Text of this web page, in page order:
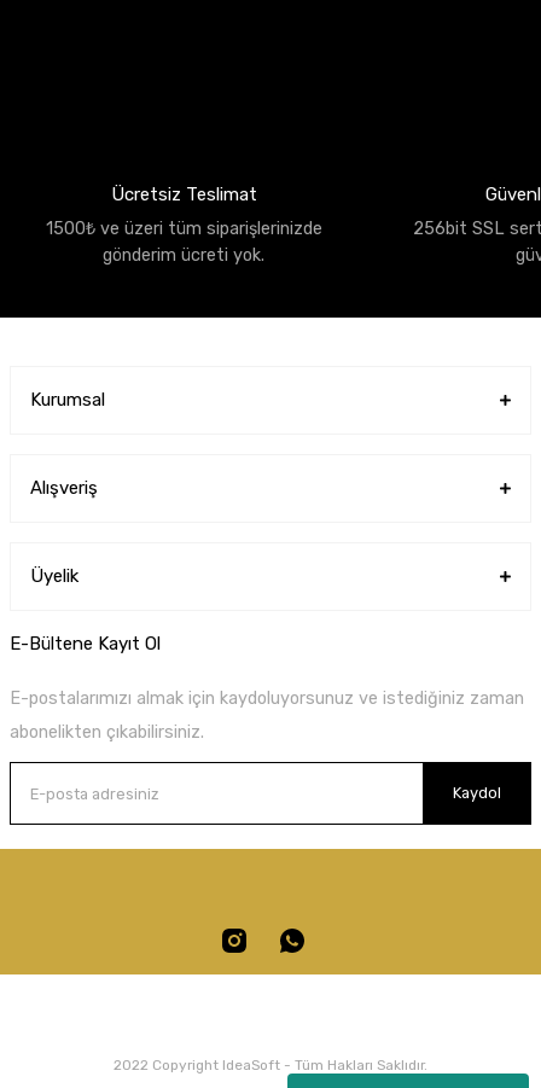
Ücretsiz Teslimat
1500₺ ve üzeri tüm siparişlerinizde
gönderim ücreti yok.
256bit SSL
Kurumsal
Alışveriş
Üyelik
E-Bültene Kayıt Ol
E-postalarımızı almak için kaydoluyorsunuz ve istediğiniz zaman
abonelikten çıkabilirsiniz.
Kaydol
2022 Copyright IdeaSoft - Tüm Hakları Saklıdır.